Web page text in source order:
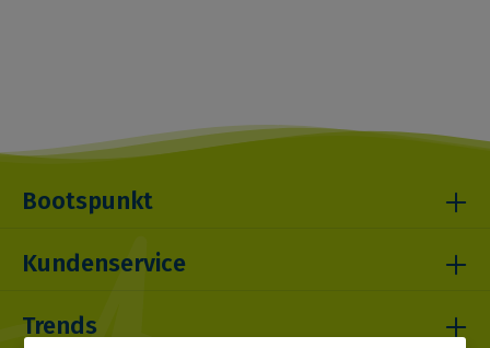
Bootspunkt
Kundenservice
Trends